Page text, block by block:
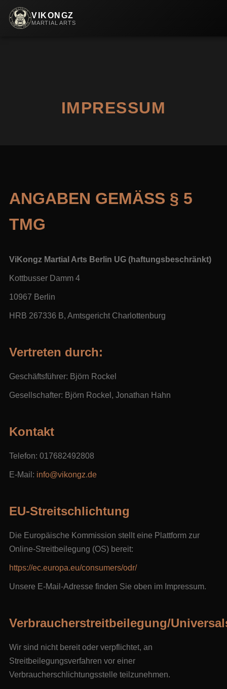
VIKONGZ
MARTIAL ARTS
IMPRESSUM
ANGABEN GEMÄSS § 5 T
MG
ViKongz Martial Arts Berlin UG (haftungsbeschränkt)
Kottbusser Damm 4
10967 Berlin
HRB 267336 B, Amtsgericht Charlottenburg
Vertreten durch:
Geschäftsführer: Björn Rockel
Gesellschafter: Björn Rockel, Jonathan Hahn
Kontakt
Telefon: 017682492808
E-Mail: info@vikongz.de
EU-Streitschlichtung
Die Europäische Kommission stellt eine Plattform zur
Online-Streitbeilegung (OS) bereit:
https://ec.europa.eu/consumers/odr/
Unsere E-Mail-Adresse finden Sie oben im Impressum.
Verbraucherstreitbeilegung/
Wir sind nicht bereit oder verpflichtet, an
Streitbeilegungsverfahren vor einer
Verbraucherschlichtungsstelle teilzunehmen.